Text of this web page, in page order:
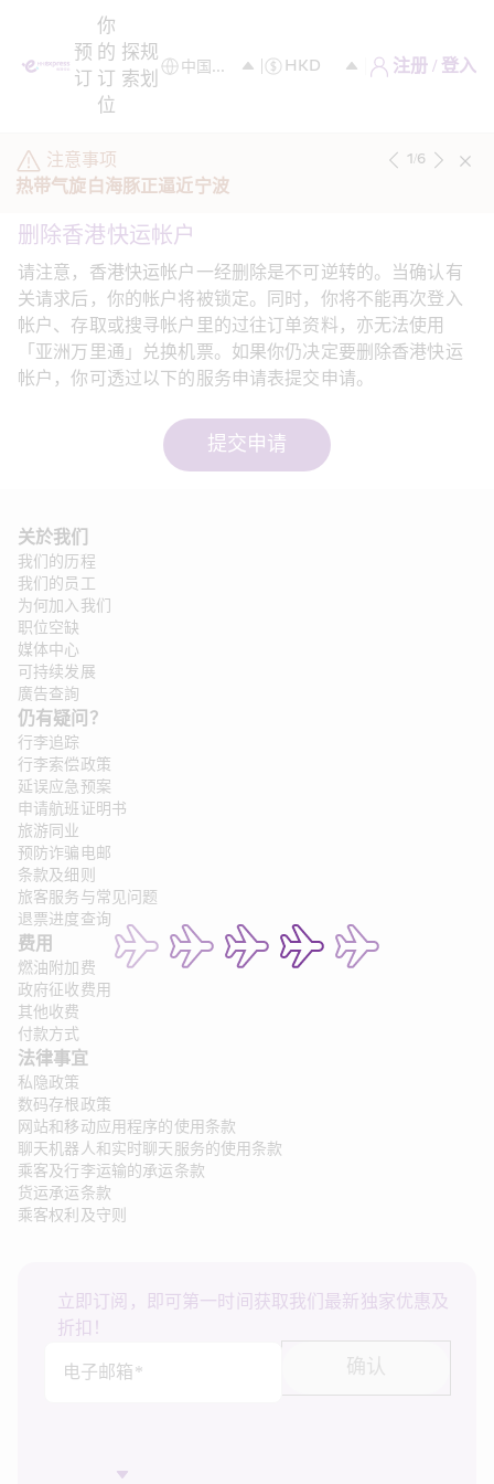
预
订
你
的
订
位
探
索
规
划
注册 / 登入
注意事项
热带气旋白海豚正逼近宁波
1/6
删除香港快运帐户
请注意，香港快运帐户一经删除是不可逆转的。当确认有
关请求后，你的帐户将被锁定。同时，你将不能再次登入
帐户、存取或搜寻帐户里的过往订单资料，亦无法使用
「亚洲万里通」兑换机票。如果你仍决定要删除香港快运
帐户，你可透过以下的服务申请表提交申请。
提交申请
关於我们
我们的历程
我们的员工
为何加入我们
职位空缺
媒体中心
可持续发展
廣告查詢
仍有疑问？
行李追踪
行李索偿政策
延误应急预案
申请航班证明书
旅游同业
预防诈骗电邮
条款及细则
旅客服务与常见问题
退票进度查询
费用
燃油附加费
政府征收费用
其他收费
付款方式
法律事宜
私隐政策
数码存根政策
网站和移动应用程序的使用条款
聊天机器人和实时聊天服务的使用条款
乘客及行李运输的承运条款
货运承运条款
乘客权利及守则
立即订阅，即可第一时间获取我们最新独家优惠及
折扣！
电子邮箱*
确认